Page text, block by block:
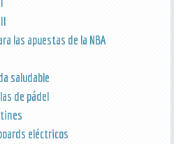
las apuestas de la NBA
saludable
de pádel
eléctricos